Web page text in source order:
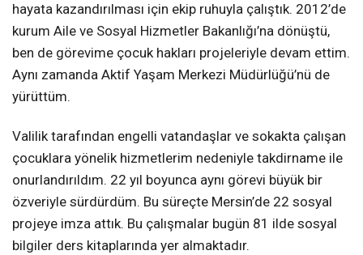
hayata kazandırılması için ekip ruhuyla çalıştık. 2012’de
kurum Aile ve Sosyal Hizmetler Bakanlığı’na dönüştü,
ben de görevime çocuk hakları projeleriyle devam ettim.
Aynı zamanda Aktif Yaşam Merkezi Müdürlüğü’nü de
yürüttüm.
Valilik tarafından engelli vatandaşlar ve sokakta çalışan
çocuklara yönelik hizmetlerim nedeniyle takdirname ile
onurlandırıldım. 22 yıl boyunca aynı görevi büyük bir
özveriyle sürdürdüm. Bu süreçte Mersin’de 22 sosyal
projeye imza attık. Bu çalışmalar bugün 81 ilde sosyal
bilgiler ders kitaplarında yer almaktadır.